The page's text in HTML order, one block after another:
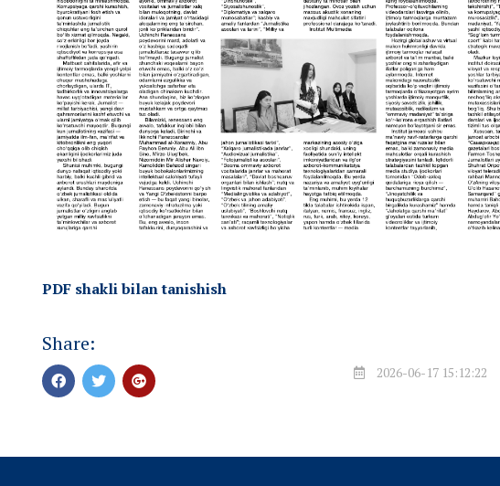
PDF shakli bilan tanishish
Share:
2026-06-17 15:12:22